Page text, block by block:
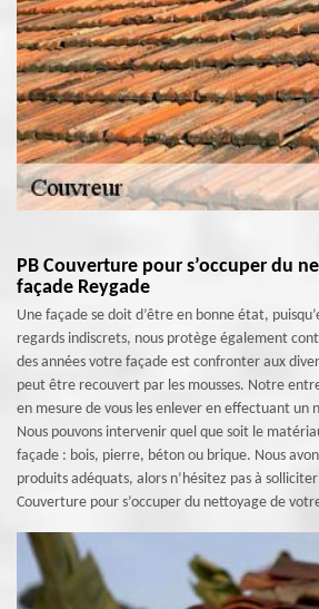
PB Couverture pour s’occuper du
façade Reygade
Une façade se doit d’être en bonne état,
regards indiscrets, nous protège également
des années votre façade est confronter aux
peut être recouvert par les mousses. Notre
en mesure de vous les enlever en effectuant un
Nous pouvons intervenir quel que soit le
façade : bois, pierre, béton ou brique. Nous
produits adéquats, alors n’hésitez pas à
Couverture pour s’occuper du nettoyage de